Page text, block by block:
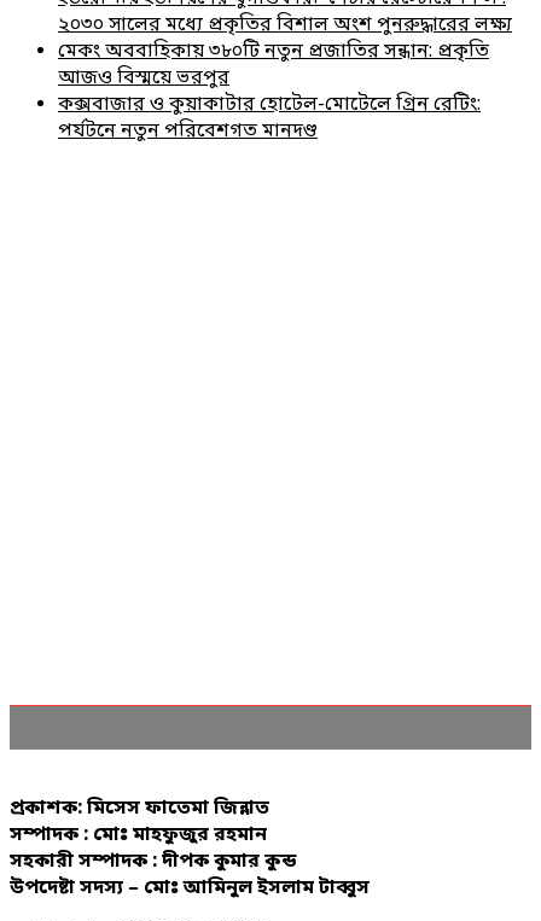
২০৩০ সালের মধ্যে প্রকৃতির বিশাল অংশ পুনরুদ্ধারের লক্ষ্য
মেকং অববাহিকায় ৩৮০টি নতুন প্রজাতির সন্ধান: প্রকৃতি
আজও বিস্ময়ে ভরপুর
কক্সবাজার ও কুয়াকাটার হোটেল-মোটেলে গ্রিন রেটিং:
পর্যটনে নতুন পরিবেশগত মানদণ্ড
প্রকাশক: মিসেস ফাতেমা জিন্নাত
সম্পাদক : মোঃ মাহফুজুর রহমান
সহকারী সম্পাদক : দীপক কুমার কুন্ড
উপদেষ্টা সদস্য – মোঃ আমিনুল ইসলাম টাব্বুস